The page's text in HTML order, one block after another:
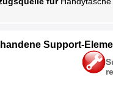
Sup­port-